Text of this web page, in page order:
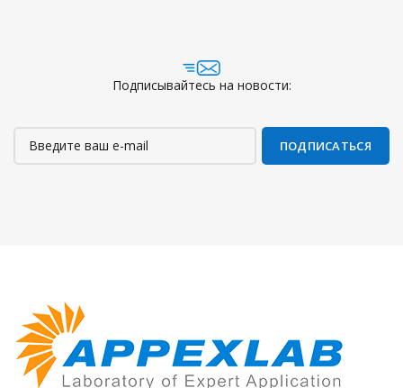
Подписывайтесь на новости: